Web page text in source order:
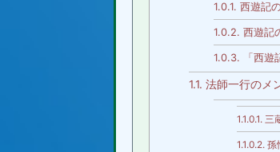
1.0.1. 西遊記
1.0.2. 西遊記
1.0.3. 「西遊
1.1. 法師一行のメ
1.1.0.1.三
1.1.0.2.孫